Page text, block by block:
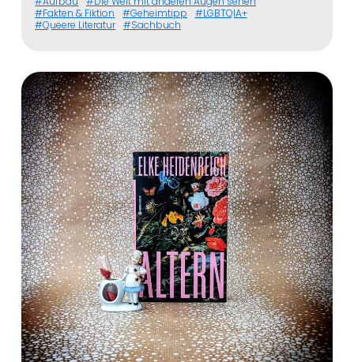
Fakten & Fiktion
Geheimtipp
LGBTQIA+
Queere Literatur
Sachbuch